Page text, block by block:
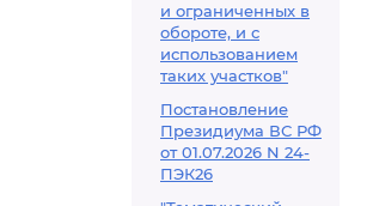
и ограниченных в
обороте, и с
использованием
таких участков"
Постановление
Президиума ВС РФ
от 01.07.2026 N 24-
ПЭК26